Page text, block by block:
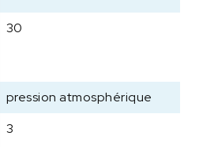
30
pression atmosphérique
3